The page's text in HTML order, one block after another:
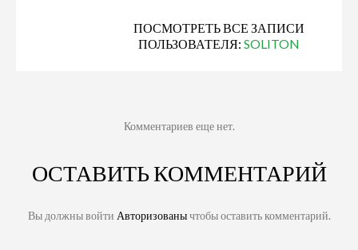
ПОСМОТРЕТЬ ВСЕ ЗАПИСИ
ПОЛЬЗОВАТЕЛЯ: SOLITON
Комментариев еще нет.
ОСТАВИТЬ КОММЕНТАРИЙ
Вы должны войти Авторизованычтобы оставить комментарий.